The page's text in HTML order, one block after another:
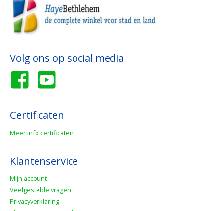
Volg ons op social media
Certificaten
Meer info certificaten
Klantenservice
Mijn account
Veelgestelde vragen
Privacyverklaring